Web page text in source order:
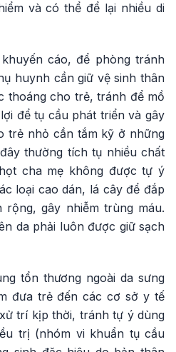
và có thể để lại nhiều di
cáo, để phòng tránh
huynh cần giữ vệ sinh thân
thoáng cho trẻ, tránh để mồ
để tụ cầu phát triển và gây
trẻ nhỏ cần tắm kỹ ở những
thường tích tụ nhiều chất
cha mẹ không được tự ý
loại cao dán, lá cây để đắp
rộng, gây nhiễm trùng máu.
da phải luôn được giữ sạch
tổn thương ngoài da sưng
đưa trẻ đến các cơ sở y tế
trí kịp thời, tránh tự ý dùng
trị (nhóm vi khuẩn tụ cầu